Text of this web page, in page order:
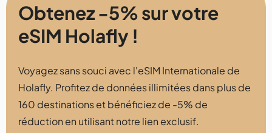
Obtenez -5% sur votre
eSIM Holafly !
Voyagez sans souci avec l'eSIM Internationale de
Holafly. Profitez de données illimitées dans plus de
160 destinations et bénéficiez de -5% de
réduction en utilisant notre lien exclusif.